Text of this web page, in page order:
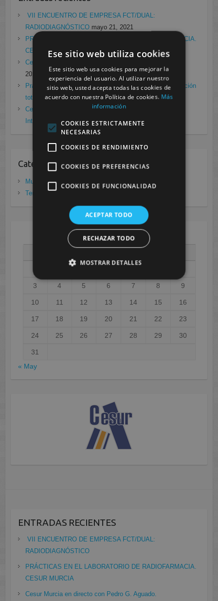
VII ENCUENTRO DE EMPRESA FCT/DUAL:
RADIODIAGNÓSTICO mayo 21, 2021
PRÁCTICAS EN EL LABORATORIO DE RADIOFARMACIA.
CESUR MURCIA febrero 4, 2021
Cesur Murcia en directo con Pedro G. Aguado.
2021
Prácticas de Radiología Simple en Cesur Murcia. Protección
total frente a Covid19 enero 26, 2021
Cesur Murcia: Premio Especial FP, XIII Congreso
Internacional Enfermedades raras noviembre 26, 2020
Categorias
Murcia
(281)
Tenerife (20)
AGOSTO 2026
3 4 5 6 7 8 9
10 11 12 13 14 15 16
17 18 19 20 21 22 23
24 25 26 27 28 29 30
31
« May
ENTRADAS RECIENTES
VII ENCUENTRO DE EMPRESA FCT/DUAL:
RADIODIAGNÓSTICO
PRÁCTICAS EN EL LABORATORIO DE RADIOFARMACIA.
CESUR MURCIA
Cesur Murcia en directo con Pedro G. Aguado.
Ese sitio web utiliza cookies
Este sitio web usa cookies para mejorar la
experiencia del usuario. Al utilizar nuestro
sitio web, usted acepta todas las cookies de
acuerdo con nuestra Política de cookies. Más
información
COOKIES ESTRICTAMENTE
NECESARIAS
COOKIES DE RENDIMIENTO
COOKIES DE PREFERENCIAS
COOKIES DE FUNCIONALIDAD
ACEPTAR TODO
RECHAZAR TODO
MOSTRAR DETALLES